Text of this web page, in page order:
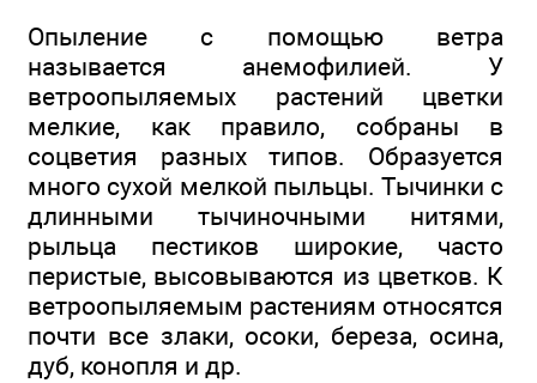
Опыление с помощью ветра
называется анемофилией. У
ветроопыляемых растений цветки
мелкие, как правило, собраны в
соцветия разных типов. Образуется
много сухой мелкой пыльцы. Тычинки с
длинными тычиночными нитями,
рыльца пестиков широкие, часто
перистые, высовываются из цветков. К
ветроопыляемым растениям относятся
почти все злаки, осоки, береза, осина,
дуб, конопля и др.